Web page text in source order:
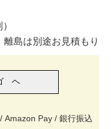
島は別途お見積もり
Amazon Pay / 銀行振込